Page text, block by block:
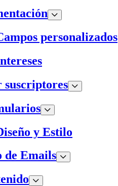
personalizados
suscriptores
y Estilo
de Emails